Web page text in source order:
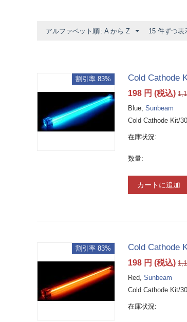
アルファベット順l: A から Z 15 件ずつ表
割引率 83% Cold Cathode
198 円 (税込)
Blue, Sunbeam
Cold Cathode Kit/
在庫状況:
数量:
カートに追加
割引率 83% Cold Cathode
198 円 (税込)
Red, Sunbeam
Cold Cathode Kit/
在庫状況: